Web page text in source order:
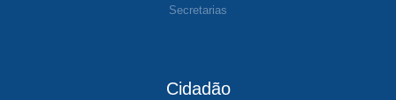
Secretarias
Cidadão